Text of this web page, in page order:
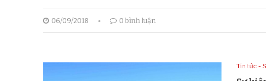
06/09/2018 0 bình luận
Tin tức -